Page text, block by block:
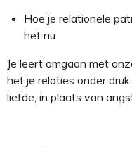
Hoe je relationele
het nu
Je leert omgaan met
het je relaties onder
liefde, in plaats van